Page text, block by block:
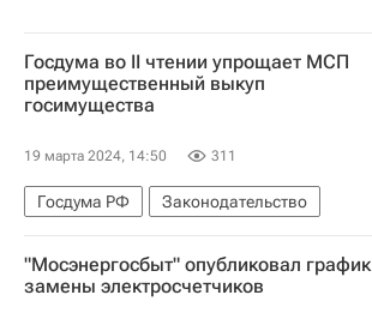
Госдума во II чтении упрощает МСП
преимущественный выкуп
госимущества
19 марта 2024, 14:50 311
Госдума РФ
Законодательство
Имущество
"Мосэнергосбыт" опубликовал график
замены электросчетчиков